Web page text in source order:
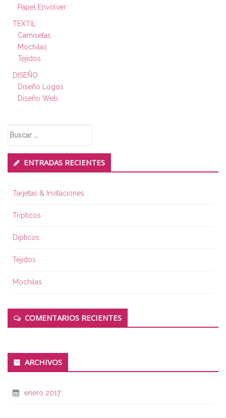
Papel Envolver
TEXTIL
Camisetas
Mochilas
Tejidos
DISEÑO
Diseño Logos
Diseño Web
ENTRADAS RECIENTES
Tarjetas & Invitaciones
Trípticos
Dípticos
Tejidos
Mochilas
COMENTARIOS RECIENTES
ARCHIVOS
enero 2017